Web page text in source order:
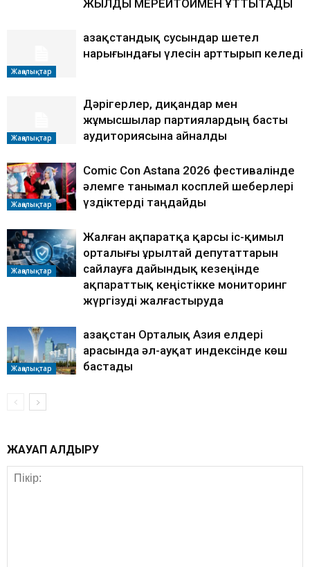
ЖЫЛДЫҚ МЕРЕЙТОЙМЕН ҚҰТТЫҚТАДЫ
Жаңалықтар
Қазақстандық сусындар шетел
нарығындағы үлесін арттырып келеді
Жаңалықтар
Дәрігерлер, диқандар мен
жұмысшылар партиялардың басты
аудиториясына айналды
Жаңалықтар
Comic Con Astana 2026 фестивалінде
әлемге танымал косплей шеберлері
үздіктерді таңдайды
Жаңалықтар
Жалған ақпаратқа қарсы іс-қимыл
орталығы Құрылтай депутаттарын
сайлауға дайындық кезеңінде
ақпараттық кеңістікке мониторинг
жүргізуді жалғастыруда
Жаңалықтар
Қазақстан Орталық Азия елдері
арасында әл-ауқат индексінде көш
бастады
ЖАУАП ҚАЛДЫРУ